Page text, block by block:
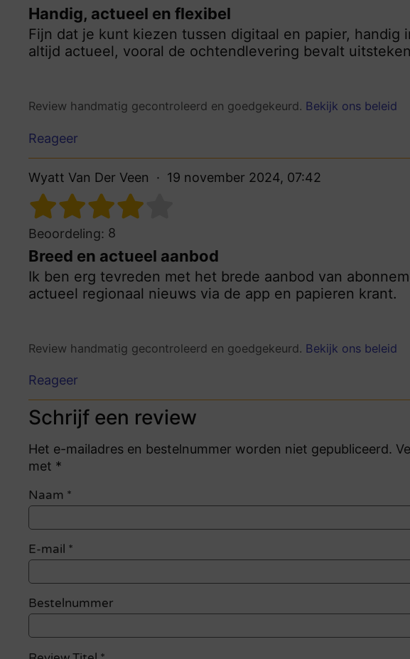
Handig, actueel en flexibel
Fijn dat je kunt kiezen tussen digitaal en papier, handig
altijd actueel, vooral de ochtendlevering bevalt
Review handmatig gecontroleerd en goedgekeurd. Bekijk ons beleid
Reageer
Wyatt Van Der Veen 19 november 2024, 07:42
Beoordeling: 8
Breed en actueel aanbod
Ik ben erg tevreden met het brede aanbod van
actueel regionaal nieuws via de app en papieren krant.
Review handmatig gecontroleerd en goedgekeurd. Bekijk ons beleid
Reageer
Schrijf een review
Het e-mailadres en bestelnummer worden niet gepubliceerd.
met *
Naam *
E-mail *
Bestelnummer